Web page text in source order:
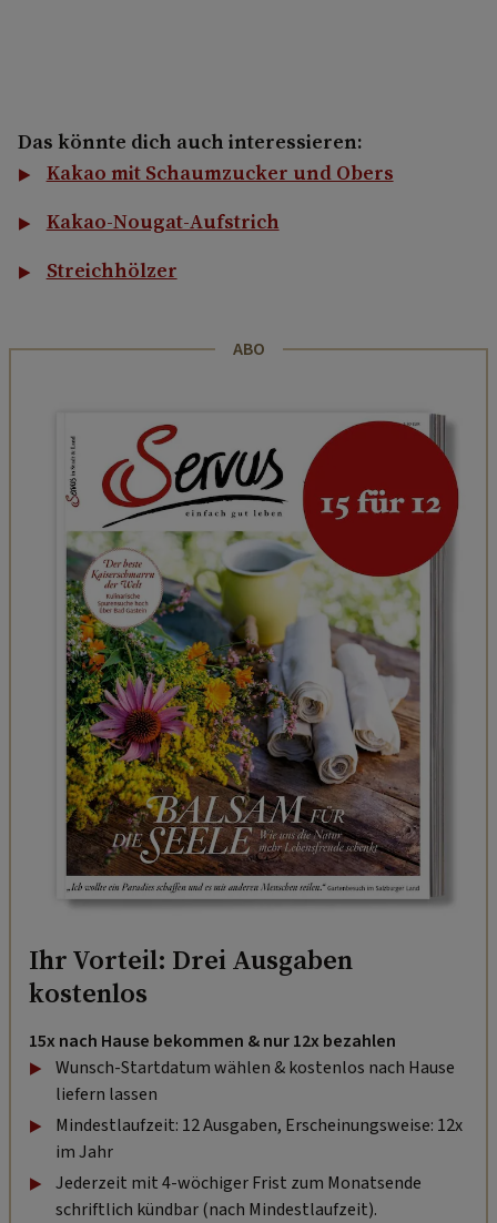
Das könnte dich auch interessieren:
Kakao mit Schaumzucker und Obers
Kakao-Nougat-Aufstrich
Streichhölzer
ABO
Ihr Vorteil: Drei Ausgaben
kostenlos
15x nach Hause bekommen & nur 12x bezahlen
Wunsch-Startdatum wählen & kostenlos nach Hause
liefern lassen
Mindestlaufzeit: 12 Ausgaben, Erscheinungsweise: 12x
im Jahr
Jederzeit mit 4-wöchiger Frist zum Monatsende
schriftlich kündbar (nach Mindestlaufzeit).